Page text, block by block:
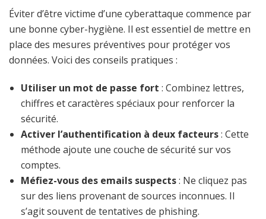
Éviter d’être victime d’une cyberattaque commence par
une bonne cyber-hygiène. Il est essentiel de mettre en
place des mesures préventives pour protéger vos
données. Voici des conseils pratiques :
Utiliser un mot de passe fort : Combinez lettres,
chiffres et caractères spéciaux pour renforcer la
sécurité.
Activer l’authentification à deux facteurs: Cette
méthode ajoute une couche de sécurité sur vos
comptes.
Méfiez-vous des emails suspects: Ne cliquez pas
sur des liens provenant de sources inconnues. Il
s’agit souvent de tentatives de phishing.